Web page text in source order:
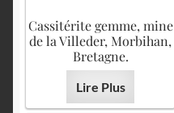
Cassitérite gemme, mine
de la Villeder, Morbihan,
Bretagne.
Lire Plus